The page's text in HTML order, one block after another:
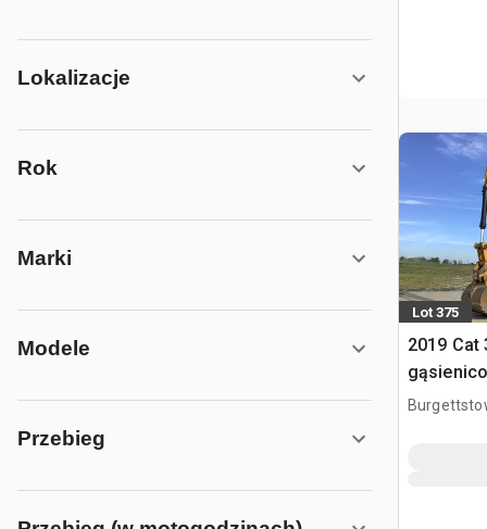
Lokalizacje
Rok
Marki
Modele
Przebieg
Lot 375
2019 Cat